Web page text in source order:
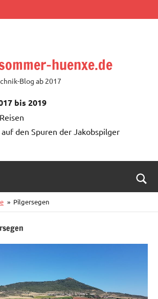
huenxe.de
Blog ab 2017
bis 2019
den Spuren der Jakobspilger
Pilgersegen